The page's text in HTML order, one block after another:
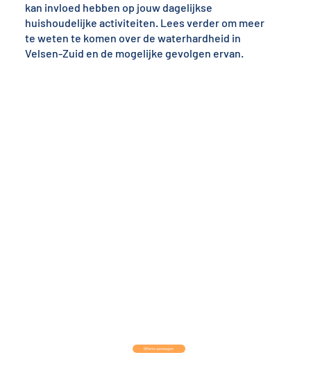
kan invloed hebben op jouw dagelijkse
huishoudelijke activiteiten. Lees verder om meer
te weten te komen over de waterhardheid in
Velsen-Zuid en de mogelijke gevolgen ervan.
Offerte aanvragen